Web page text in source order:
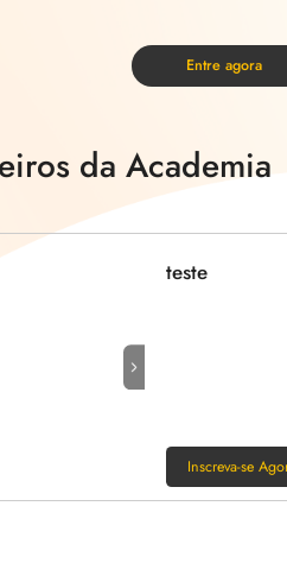
com especialistas técnicos da
Entre agora
da Academia
teste
Inscreva-se